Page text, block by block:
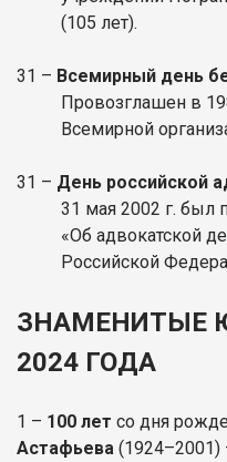
(105 лет).
31 – Всемирный день
Провозглашен в
Всемирной
31 – День российской
31 мая 2002 г. был
«Об адвокатской
Российской
ЗНАМЕНИТЫЕ
2024 ГОДА
1 – 100 лет со дня
Астафьева (1924–2001)